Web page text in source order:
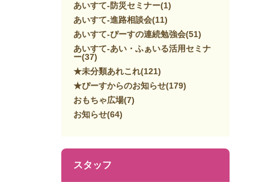
あいすて-防災セミナー(1)
あいすて-進路相談会(11)
あいすて-ぴーすの連続勉強会(51)
あいすて-あい・ふぁいる活用セミナ
ー(37)
★未分類あれこれ(121)
★ぴーすからのお知らせ(179)
おもちゃ広場(7)
お知らせ(64)
スタッフ